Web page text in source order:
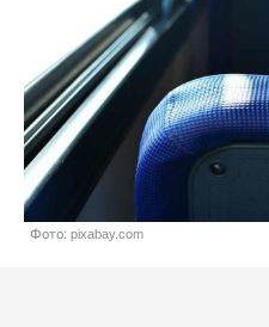
Фото: pixabay.com